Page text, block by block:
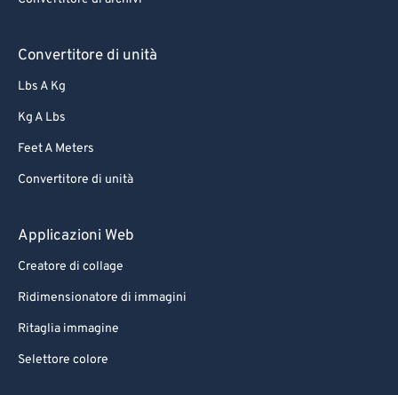
Convertitore di unità
Lbs A Kg
Kg A Lbs
Feet A Meters
Convertitore di unità
Applicazioni Web
Creatore di collage
Ridimensionatore di immagini
Ritaglia immagine
Selettore colore